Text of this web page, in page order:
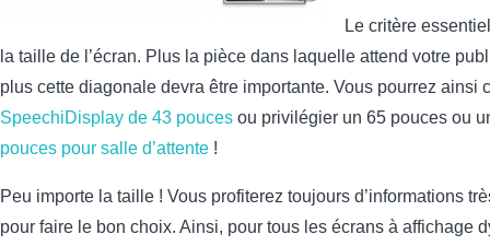
Le critère
la taille de l’écran. Plus la pièce dans laquelle attend votre
plus cette diagonale devra être importante. Vous pourrez ainsi
SpeechiDisplay de 43 pouces ou privilégier un 65 pouces ou
pouces pour salle d’attente !
Peu importe la taille ! Vous profiterez toujours d’informations
pour faire le bon choix. Ainsi, pour tous les écrans à affichage